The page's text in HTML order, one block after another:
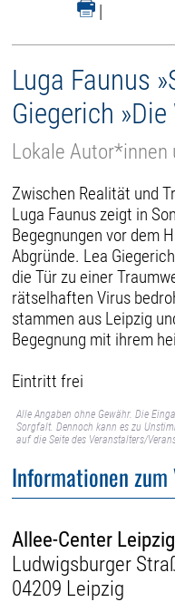
|
Luga Faunus
Giegerich
Lokale Autor*innen
Zwischen Realität und
Luga Faunus zeigt in
Begegnungen vor dem
Abgründe. Lea
die Tür zu einer
rätselhaften Virus
stammen aus Leipzig
Begegnung mit ihrem
Eintritt frei
Alle Angaben ohne Gewähr. Die
Sorgfalt. Dennoch kann es zu
auf die Seite des Veranstalters/
Informationen
Allee-Center
Ludwigsburger
04209 Leipzig